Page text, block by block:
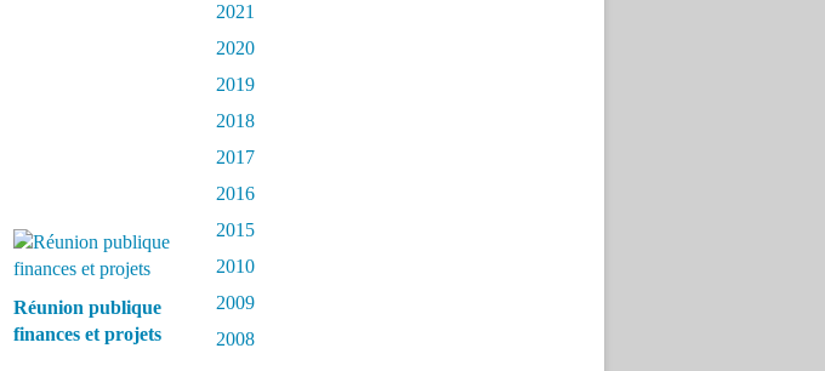
Réunion publique
finances et projets
2021
2020
2019
2018
2017
2016
2015
2010
2009
2008